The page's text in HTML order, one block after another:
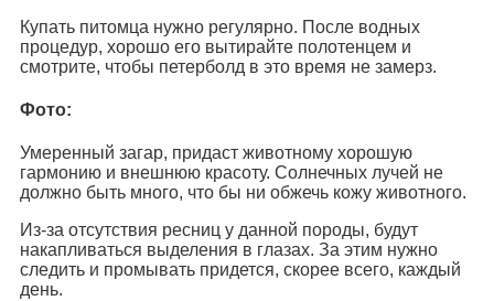
Купать питомца нужно регулярно. После водных
процедур, хорошо его вытирайте полотенцем и
смотрите, чтобы петерболд в это время не замерз.
Фото:
Умеренный загар, придаст животному хорошую
гармонию и внешнюю красоту. Солнечных лучей не
должно быть много, что бы ни обжечь кожу животного.
Из-за отсутствия ресниц у данной породы, будут
накапливаться выделения в глазах. За этим нужно
следить и промывать придется, скорее всего, каждый
день.